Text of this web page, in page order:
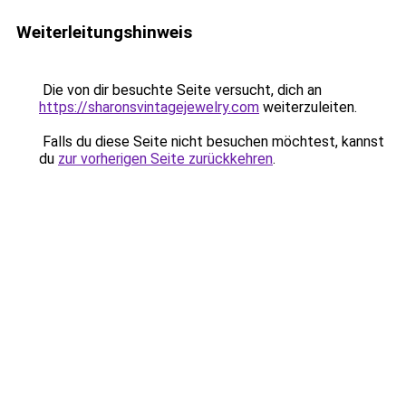
Weiterleitungshinweis
Die von dir besuchte Seite versucht, dich an
https://sharonsvintagejewelry.com weiterzuleiten.
Falls du diese Seite nicht besuchen möchtest, kannst
du zur vorherigen Seite zurückkehren.